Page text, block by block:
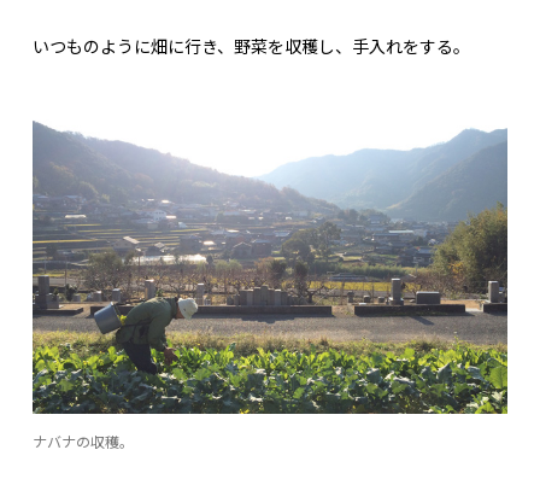
いつものように畑に行き、野菜を収穫し、手入れをする。
ナバナの収穫。